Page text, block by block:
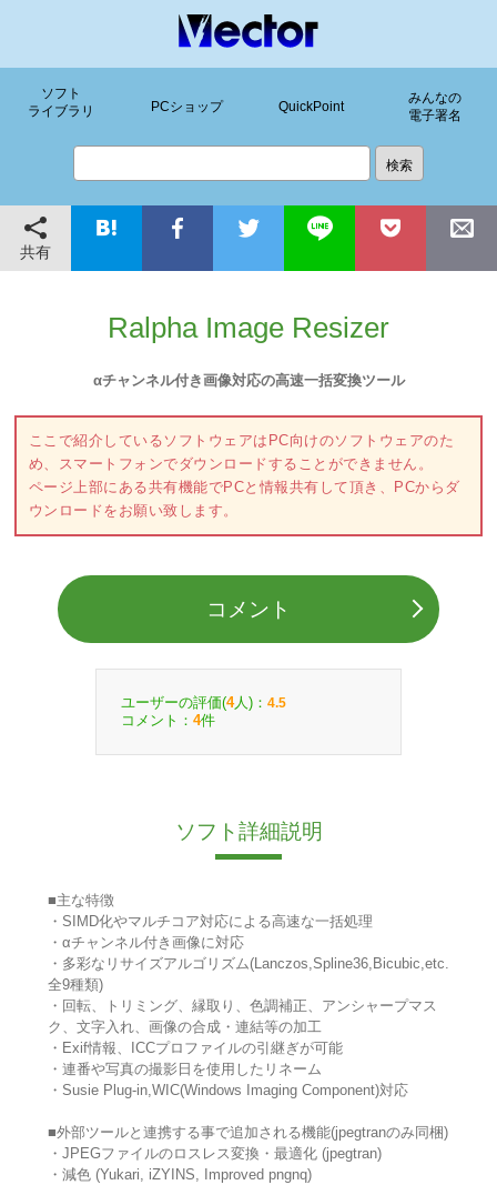
ソフト
ライブラリ
PCショップ QuickPoint
みんなの
電子署名
共有
Ralpha Image Resizer
αチャンネル付き画像対応の高速一括変換ツール
ここで紹介しているソフトウェアはPC向けのソフトウェアのた
め、スマートフォンでダウンロードすることができません。
ページ上部にある共有機能でPCと情報共有して頂き、PCからダ
ウンロードをお願い致します。
コメント
ユーザーの評価(4人)： 4.5
コメント： 4件
ソフト詳細説明
■主な特徴
・SIMD化やマルチコア対応による高速な一括処理
・αチャンネル付き画像に対応
・多彩なリサイズアルゴリズム(Lanczos,Spline36,Bicubic,etc.
全9種類)
・回転、トリミング、縁取り、色調補正、アンシャープマス
ク、文字入れ、画像の合成・連結等の加工
・Exif情報、ICCプロファイルの引継ぎが可能
・連番や写真の撮影日を使用したリネーム
・Susie Plug-in,WIC(Windows Imaging Component)対応
■外部ツールと連携する事で追加される機能(jpegtranのみ同梱)
・JPEGファイルのロスレス変換・最適化 (jpegtran)
・減色 (Yukari, iZYINS, Improved pngnq)